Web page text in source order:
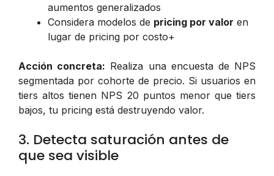
aumentos generalizados
Considera modelos de pricing por valor en
lugar de pricing por costo+
Acción concreta: Realiza una encuesta de NPS
segmentada por cohorte de precio. Si usuarios en
tiers altos tienen NPS 20 puntos menor que tiers
bajos, tu pricing está destruyendo valor.
3. Detecta saturación antes de
que sea visible